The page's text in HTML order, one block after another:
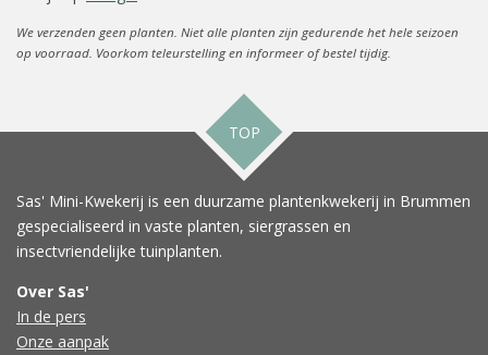
We verzenden geen planten. Niet alle planten zijn gedurende het hele seizoen
op voorraad. Voorkom teleurstelling en informeer of bestel tijdig.
TOP
Sas' Mini-Kwekerij is een duurzame plantenkwekerij in Brummen
gespecialiseerd in vaste planten, siergrassen en
insectvriendelijke tuinplanten.
Over Sas'
In de pers
Onze aanpak